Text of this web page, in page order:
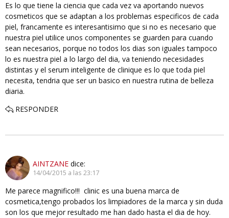
Es lo que tiene la ciencia que cada vez va aportando nuevos
cosmeticos que se adaptan a los problemas especificos de cada
piel, francamente es interesantisimo que si no es necesario que
nuestra piel utilice unos componentes se guarden para cuando
sean necesarios, porque no todos los dias son iguales tampoco
lo es nuestra piel a lo largo del dia, va teniendo necesidades
distintas y el serum inteligente de clinique es lo que toda piel
necesita, tendria que ser un basico en nuestra rutina de belleza
diaria.
RESPONDER
AINTZANE dice:
14/04/2015 a las 23:17
Me parece magnifico!!! clinic es una buena marca de
cosmetica,tengo probados los limpiadores de la marca y sin duda
son los que mejor resultado me han dado hasta el dia de hoy.